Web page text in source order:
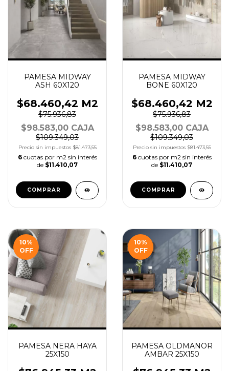
PAMESA MIDWAY
ASH 60X120
$68.460,42 M2
$75.936,83
$98.583,00 CAJA
$109.349,03
Precio sin impuestos $81.473,55
6 cuotas por m2 sin interés
de $11.410,07
COMPRAR
PAMESA MIDWAY
BONE 60X120
$68.460,42 M2
$75.936,83
$98.583,00 CAJA
$109.349,03
Precio sin impuestos $81.473,55
6 cuotas por m2 sin interés
de $11.410,07
COMPRAR
10%
OFF
PAMESA NERA HAYA
25X150
10%
OFF
PAMESA OLDMANOR
AMBAR 25X150